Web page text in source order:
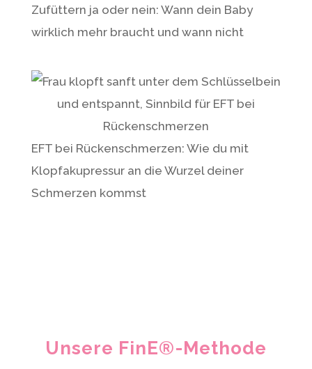
Zufüttern ja oder nein: Wann dein Baby
wirklich mehr braucht und wann nicht
EFT bei Rückenschmerzen: Wie du mit
Klopfakupressur an die Wurzel deiner
Schmerzen kommst
Unsere FinE®-Methode